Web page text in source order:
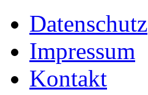
Datenschutz
Impressum
Kontakt